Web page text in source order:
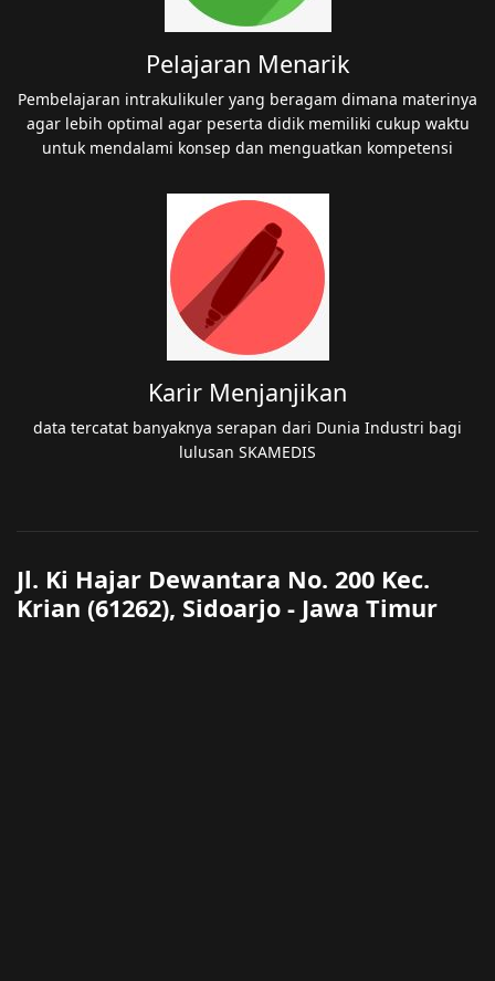
Pelajaran Menarik
Pembelajaran intrakulikuler yang beragam dimana materinya
agar lebih optimal agar peserta didik memiliki cukup waktu
untuk mendalami konsep dan menguatkan kompetensi
Karir Menjanjikan
data tercatat banyaknya serapan dari Dunia Industri bagi
lulusan SKAMEDIS
Jl. Ki Hajar Dewantara No. 200 Kec.
Krian (61262), Sidoarjo - Jawa Timur